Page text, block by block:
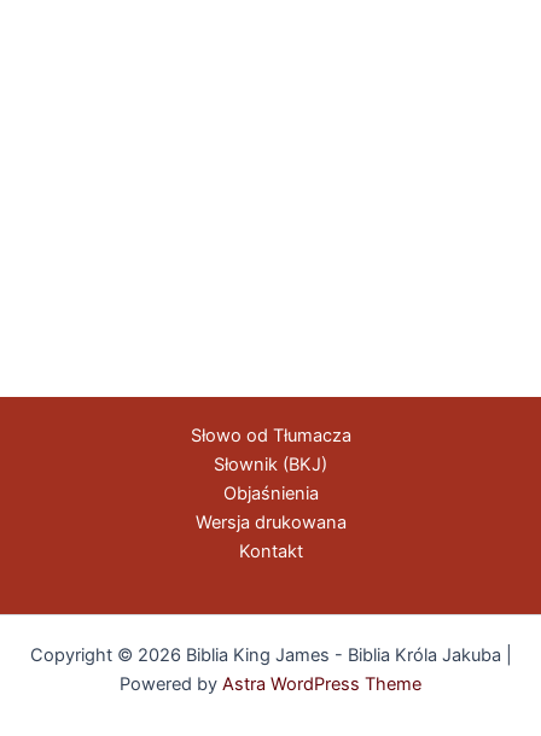
Słowo od Tłumacza
Słownik (BKJ)
Objaśnienia
Wersja drukowana
Kontakt
Copyright © 2026 Biblia King James - Biblia Króla Jakuba |
Powered by Astra WordPress Theme